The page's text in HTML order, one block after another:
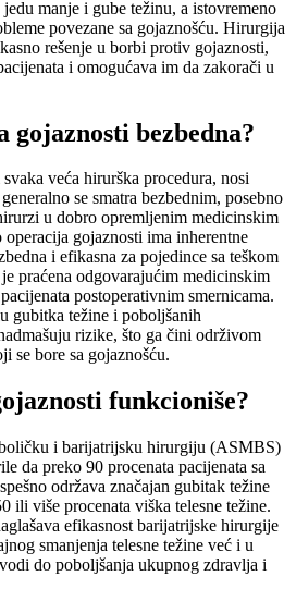
manje i gube težinu, a istovremeno
povezane sa gojaznošću. Hirurgija
rešenje u borbi protiv gojaznosti,
i omogućava im da zakorači u
gojaznosti bezbedna?
veća hirurška procedura, nosi
se smatra bezbednim, posebno
u dobro opremljenim medicinskim
gojaznosti ima inherentne
i efikasna za pojedince sa teškom
praćena odgovarajućim medicinskim
postoperativnim smernicama.
gubitka težine i poboljšanih
rizike, što ga čini održivom
se bore sa gojaznošću.
funkcioniše?
i barijatrijsku hirurgiju (ASMBS)
da preko 90 procenata pacijenata sa
održava značajan gubitak težine
ili više procenata viška telesne težine.
efikasnost barijatrijske hirurgije
smanjenja telesne težine već i u
do poboljšanja ukupnog zdravlja i